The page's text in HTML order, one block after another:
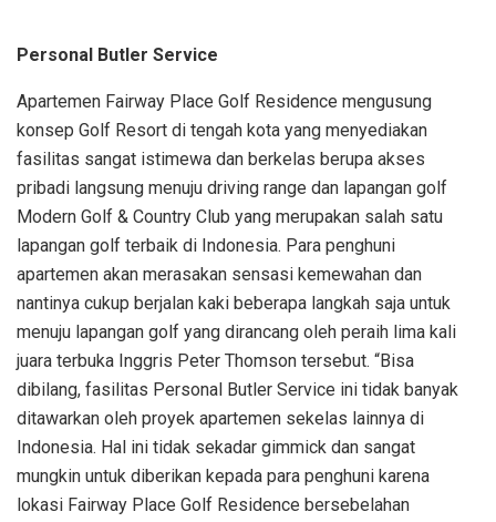
Personal Butler Service
Apartemen Fairway Place Golf Residence mengusung
konsep Golf Resort di tengah kota yang menyediakan
fasilitas sangat istimewa dan berkelas berupa akses
pribadi langsung menuju driving range dan lapangan golf
Modern Golf & Country Club yang merupakan salah satu
lapangan golf terbaik di Indonesia. Para penghuni
apartemen akan merasakan sensasi kemewahan dan
nantinya cukup berjalan kaki beberapa langkah saja untuk
menuju lapangan golf yang dirancang oleh peraih lima kali
juara terbuka Inggris Peter Thomson tersebut. “Bisa
dibilang, fasilitas Personal Butler Service ini tidak banyak
ditawarkan oleh proyek apartemen sekelas lainnya di
Indonesia. Hal ini tidak sekadar gimmick dan sangat
mungkin untuk diberikan kepada para penghuni karena
lokasi Fairway Place Golf Residence bersebelahan